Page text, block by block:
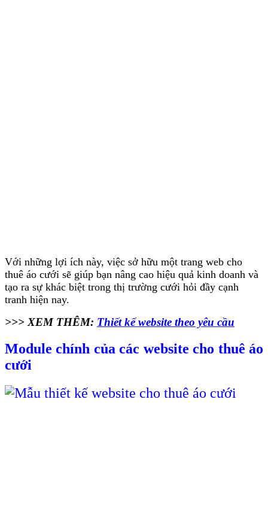
Với những lợi ích này, việc sở hữu một trang web cho
thuê áo cưới sẽ giúp bạn nâng cao hiệu quả kinh doanh và
tạo ra sự khác biệt trong thị trường cưới hỏi đầy cạnh
tranh hiện nay.
>>> XEM THÊM: Thiết kế website theo yêu cầu
Module chính của các website cho thuê áo
cưới